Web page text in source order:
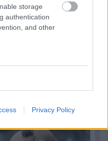
storage
authentication
and other
Privacy Policy
Lambiase utódja a Red